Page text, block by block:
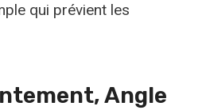
qui prévient les
Angle